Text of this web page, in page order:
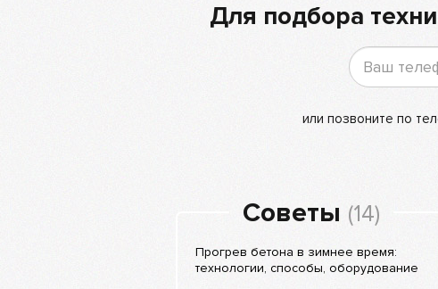
Для подбора
или позвоните по
Советы (14)
Прогрев бетона в зимнее время:
технологии, способы, оборудование